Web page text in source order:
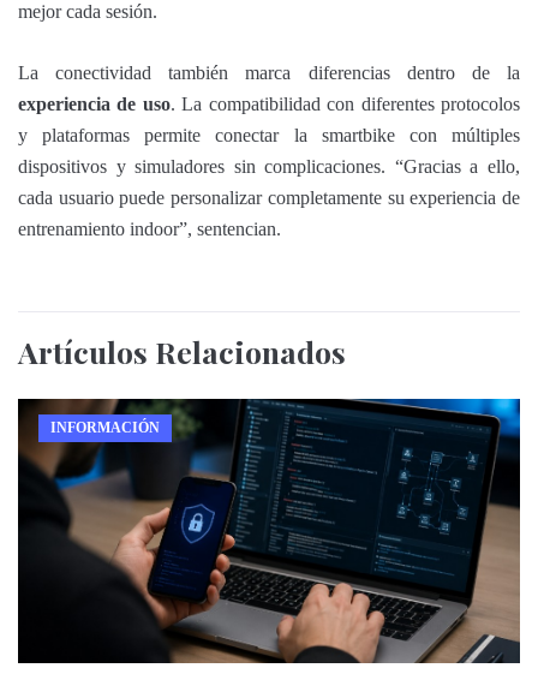
mejor cada sesión.
La conectividad también marca diferencias dentro de la
experiencia de uso. La compatibilidad con diferentes protocolos
y plataformas permite conectar la smartbike con múltiples
dispositivos y simuladores sin complicaciones. “Gracias a ello,
cada usuario puede personalizar completamente su experiencia de
entrenamiento indoor”, sentencian.
Artículos Relacionados
INFORMACIÓN